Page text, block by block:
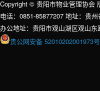
Copyright © 贵阳市物业管理协会
电话：0851-85877207 地址：贵
办公地址：贵阳市观山湖区观山
贵公网安备 52010202001973号